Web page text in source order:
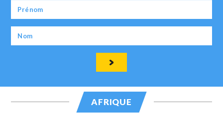
AFRIQUE